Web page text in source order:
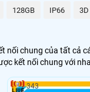
128GB IP66 3D
nối chung của tất cả
kết nối chung với
343